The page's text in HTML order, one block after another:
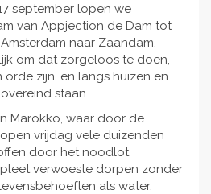
september lopen we
van Appjection de Dam tot
naar Zaandam.
om dat zorgeloos te doen,
zijn, en langs huizen en
staan.
Marokko, waar door de
vrijdag vele duizenden
door het noodlot,
verwoeste dorpen zonder
als water,